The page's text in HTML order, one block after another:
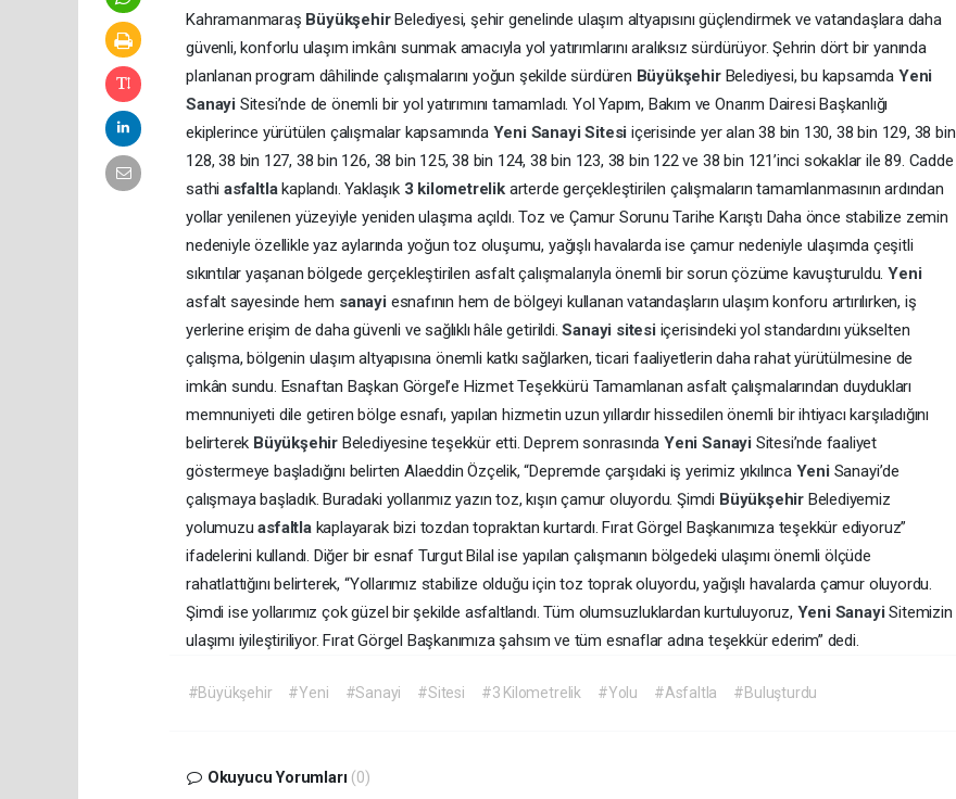
Kahramanmaraş BüyükşehirBelediyesi, şehir genelinde ulaşım altyapısını güçlendirmek ve vatandaşlara daha
güvenli, konforlu ulaşım imkânı sunmak amacıyla yol yatırımlarını aralıksız sürdürüyor. Şehrin dört bir yanında
planlanan program dâhilinde çalışmalarını yoğun şekilde sürdüren Büyükşehir Belediyesi, bu kapsamda Yeni
Sanayi Sitesi’nde de önemli bir yol yatırımını tamamladı. Yol Yapım, Bakım ve Onarım Dairesi Başkanlığı
ekiplerince yürütülen çalışmalar kapsamında Yeni SanayiSitesi içerisinde yer alan 38 bin 130, 38 bin 129, 38 bin
128, 38 bin 127, 38 bin 126, 38 bin 125, 38 bin 124, 38 bin 123, 38 bin 122 ve 38 bin 121’inci sokaklar ile 89. Cadde
sathi asfaltlakaplandı. Yaklaşık 3 kilometrelik arterde gerçekleştirilen çalışmaların tamamlanmasının ardından
yollar yenilenen yüzeyiyle yeniden ulaşıma açıldı. Toz ve Çamur Sorunu Tarihe Karıştı Daha önce stabilize zemin
nedeniyle özellikle yaz aylarında yoğun toz oluşumu, yağışlı havalarda ise çamur nedeniyle ulaşımda çeşitli
sıkıntılar yaşanan bölgede gerçekleştirilen asfalt çalışmalarıyla önemli bir sorun çözüme kavuşturuldu.Yeni
asfalt sayesinde hem sanayi esnafının hem de bölgeyi kullanan vatandaşların ulaşım konforu artırılırken, iş
yerlerine erişim de daha güvenli ve sağlıklı hâle getirildi.Sanayi sitesi içerisindeki yol standardını yükselten
çalışma, bölgenin ulaşım altyapısına önemli katkı sağlarken, ticari faaliyetlerin daha rahat yürütülmesine de
imkân sundu. Esnaftan Başkan Görgel’e Hizmet Teşekkürü Tamamlanan asfalt çalışmalarından duydukları
memnuniyeti dile getiren bölge esnafı, yapılan hizmetin uzun yıllardır hissedilen önemli bir ihtiyacı karşıladığını
belirterek Büyükşehir Belediyesine teşekkür etti. Deprem sonrasındaYeniSanayi Sitesi’nde faaliyet
göstermeye başladığını belirten Alaeddin Özçelik, “Depremde çarşıdaki iş yerimiz yıkılınca Yeni Sanayi’de
çalışmaya başladık. Buradaki yollarımız yazın toz, kışın çamur oluyordu. Şimdi Büyükşehir Belediyemiz
yolumuzuasfaltla kaplayarak bizi tozdan topraktan kurtardı. Fırat Görgel Başkanımıza teşekkür ediyoruz”
ifadelerini kullandı. Diğer bir esnaf Turgut Bilal ise yapılan çalışmanın bölgedeki ulaşımı önemli ölçüde
rahatlattığını belirterek, “Yollarımız stabilize olduğu için toz toprak oluyordu, yağışlı havalarda çamur oluyordu.
Şimdi ise yollarımız çok güzel bir şekilde asfaltlandı. Tüm olumsuzluklardan kurtuluyoruz, Yeni SanayiSitemizin
ulaşımı iyileştiriliyor. Fırat Görgel Başkanımıza şahsım ve tüm esnaflar adına teşekkür ederim” dedi.
#Büyükşehir #Yeni #Sanayi #Sitesi #3 Kilometrelik #Yolu #Asfaltla #Buluşturdu
Okuyucu Yorumları (0)